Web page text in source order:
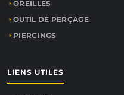
OREILLES
OUTIL DE PERÇAGE
PIERCINGS
LIENS UTILES